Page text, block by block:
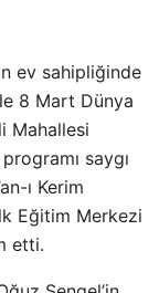
ev sahipliğinde
8 Mart Dünya
Mahallesi
saygı
ı Kerim
Eğitim Merkezi
etti.